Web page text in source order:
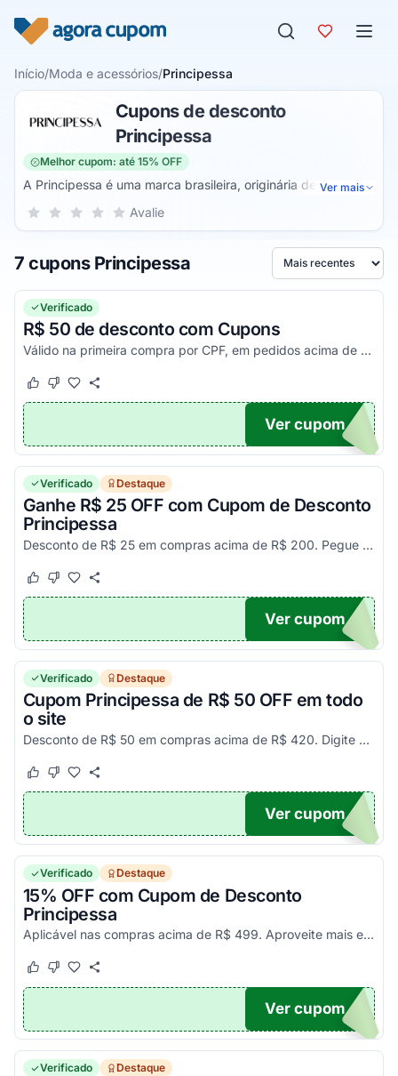
Início/Moda e acessórios/Principessa
Cupons de desconto
Principessa
Melhor cupom: até 15% OFF
A Principessa é uma marca brasileira, originária de
Blumenau, especializada em camisas e moda feminina em
calçados, acessórios e muito mais.
Ver mais
Sua nota para Principessa, de 1 a 5 estrelas
5 estrelas
4 estrelas
3 estrelas
2 estrelas
1 estrela Avalie
7 cupons Principessa Ordenar por
Verificado
R$ 50 de desconto com Cupons
Válido na primeira compra por CPF, em pedidos acima de R$ 200.
Este cupom funcionou
Este cupom não funcionou
NDA
Ver cupom
Verificado Destaque
Ganhe R$ 25 OFF com Cupom de Desconto
Principessa
Desconto de R$ 25 em compras acima de R$ 200. Pegue seu código promocional e aproveite agora!
Este cupom funcionou
Este cupom não funcionou
25
Ver cupom
Verificado Destaque
Cupom Principessa de R$ 50 OFF em todo
o site
Desconto de R$ 50 em compras acima de R$ 420. Digite o voucher Principessa no carrinho e economize já!
Este cupom funcionou
Este cupom não funcionou
50
Ver cupom
Verificado Destaque
15% OFF com Cupom de Desconto
Principessa
Aplicável nas compras acima de R$ 499. Aproveite mais essa chance de pagar mais barato com esse código promocional.
Este cupom funcionou
Este cupom não funcionou
CI15
Ver cupom
Verificado Destaque